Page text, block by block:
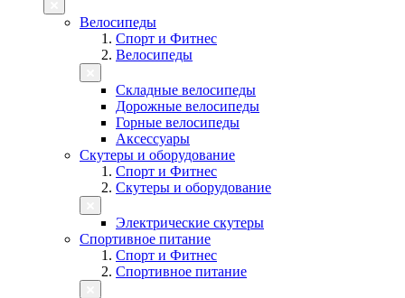
Велосипеды
Спорт и Фитнес
Велосипеды
Складные велосипеды
Дорожные велосипеды
Горные велосипеды
Аксессуары
Скутеры и оборудование
Спорт и Фитнес
Скутеры и оборудование
Электрические скутеры
Спортивное питание
Спорт и Фитнес
Спортивное питание